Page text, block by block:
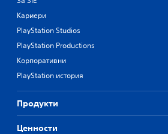
Кариери
PlayStation Studios
PlayStation Productions
Корпоративни
PlayStation история
Продукти
Ценности